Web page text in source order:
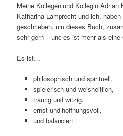
Meine Kollegen und Kollegin Adrian
Katharina Lamprecht und ich,
geschrieben, um dieses Buch,
sehr gern – und es ist mehr als
Es ist…
philosophisch und spirituell,
spielerisch und weisheitlich,
traurig und witzig,
ernst und hoffnungsvoll,
und balanciert